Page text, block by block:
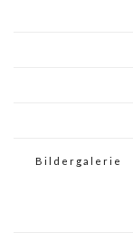
Bildergalerie